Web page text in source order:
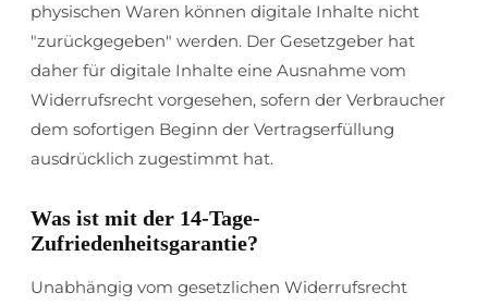
physischen Waren können digitale Inhalte nicht
"zurückgegeben" werden. Der Gesetzgeber hat
daher für digitale Inhalte eine Ausnahme vom
Widerrufsrecht vorgesehen, sofern der Verbraucher
dem sofortigen Beginn der Vertragserfüllung
ausdrücklich zugestimmt hat.
Was ist mit der 14-Tage-
Zufriedenheitsgarantie?
Unabhängig vom gesetzlichen Widerrufsrecht